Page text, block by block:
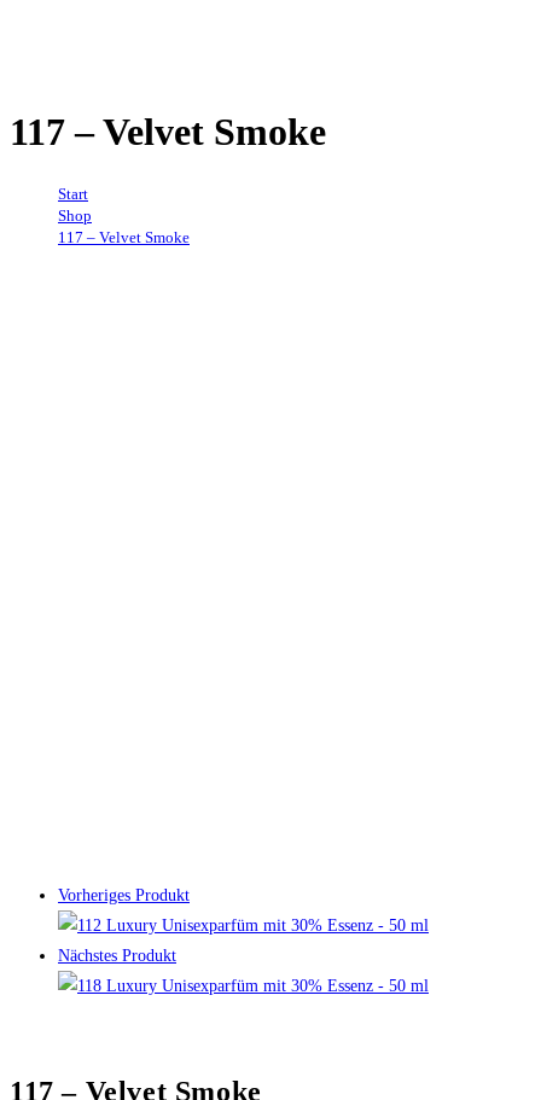
117 – Velvet Smoke
Start
Shop
117 – Velvet Smoke
Vorheriges Produkt
Nächstes Produkt
117 – Velvet Smoke